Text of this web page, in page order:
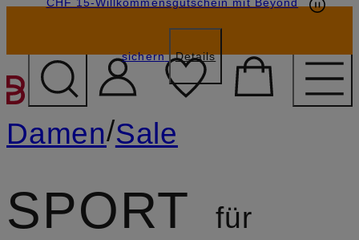
ZUM HAUPTINHALT
sichern Details
Damen/Sale
SPORT
für